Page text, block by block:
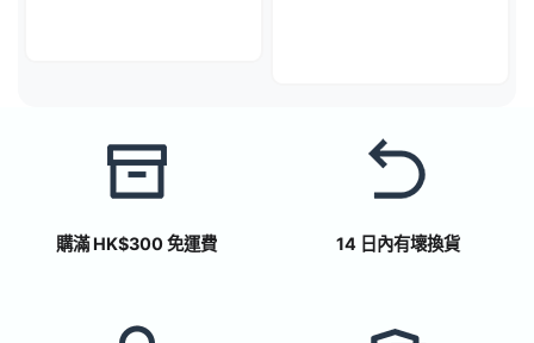
購滿 HK$300 免運費 14 日內有壞換貨